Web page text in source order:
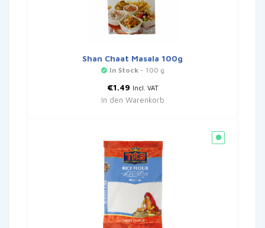
Shan Chaat Masala 100g
In Stock - 100 g
€1.49 Incl. VAT
In den Warenkorb